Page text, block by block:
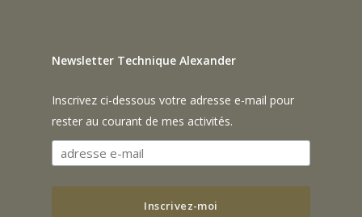
Newsletter Technique Alexander
Inscrivez ci-dessous votre adresse e-mail pour
rester au courant de mes activités.